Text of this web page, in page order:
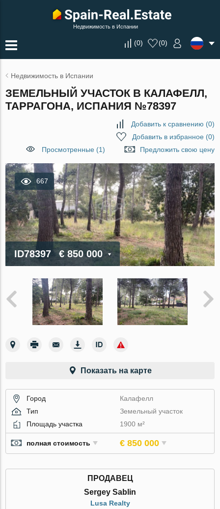
Недвижимость в Испании
(0) (0)
Недвижимость в Испании
ЗЕМЕЛЬНЫЙ УЧАСТОК В КАЛАФЕЛЛ,
ТАРРАГОНА, ИСПАНИЯ №78397
Добавить к сравнению (0)
Добавить в избранное(0)
Просмотренные (1)
Предложить свою цену
667
ID78397 € 850 000
Показать на карте
Город
Калафелл
Тип
Земельный участок
Площадь участка
1900 м²
полная стоимость € 850 000
ПРОДАВЕЦ
Sergey Sablin
Lusa Realty